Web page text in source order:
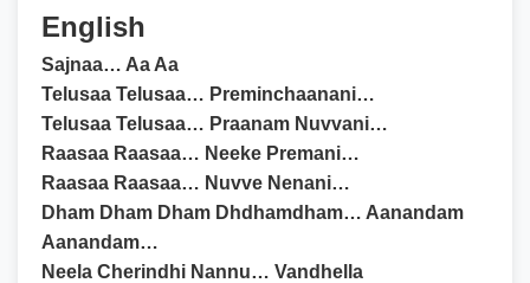
English
Sajnaa… Aa Aa
Telusaa Telusaa… Preminchaanani…
Telusaa Telusaa… Praanam Nuvvani…
Raasaa Raasaa… Neeke Premani…
Raasaa Raasaa… Nuvve Nenani…
Dham Dham Dham Dhdhamdham… Aanandam
Aanandam…
Neela Cherindhi Nannu… Vandhella